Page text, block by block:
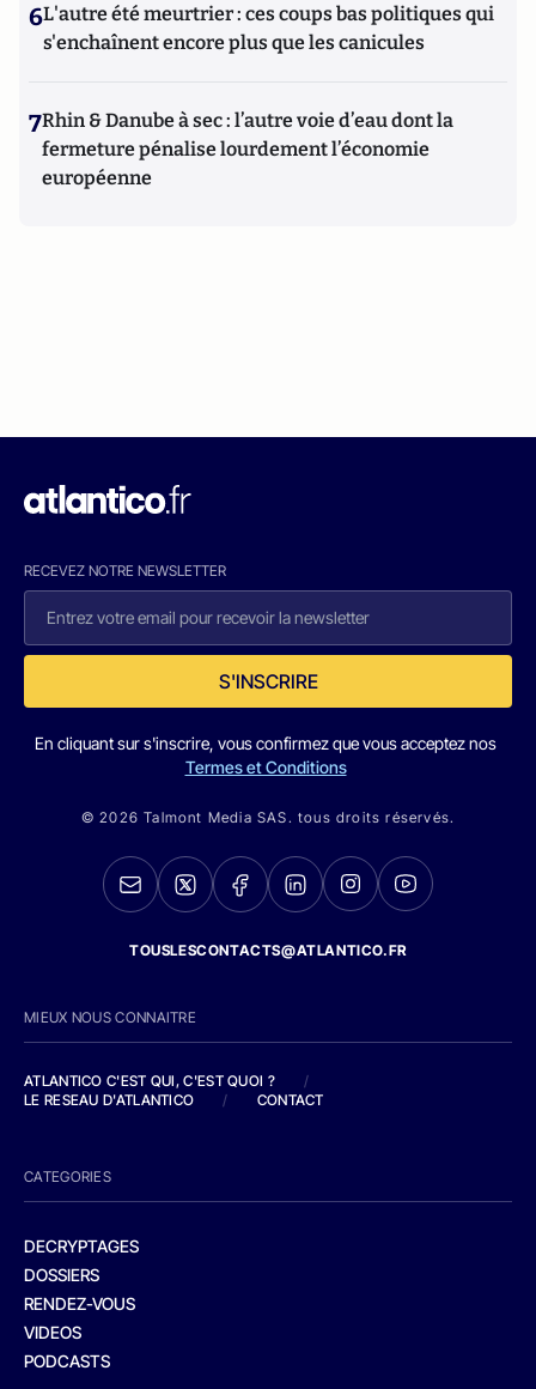
6L'autre été meurtrier : ces coups bas politiques qui
s'enchaînent encore plus que les canicules
7Rhin & Danube à sec : l’autre voie d’eau dont la
fermeture pénalise lourdement l’économie
européenne
RECEVEZ NOTRE NEWSLETTER
S'INSCRIRE
En cliquant sur s'inscrire, vous confirmez que vous acceptez nos
Termes et Conditions
© 2026 Talmont Media SAS. tous droits réservés.
TOUSLESCONTACTS@ATLANTICO.FR
MIEUX NOUS CONNAITRE
ATLANTICO C'EST QUI, C'EST QUOI ?
/
LE RESEAU D'ATLANTICO
/ CONTACT
CATEGORIES
DECRYPTAGES
DOSSIERS
RENDEZ-VOUS
VIDEOS
PODCASTS